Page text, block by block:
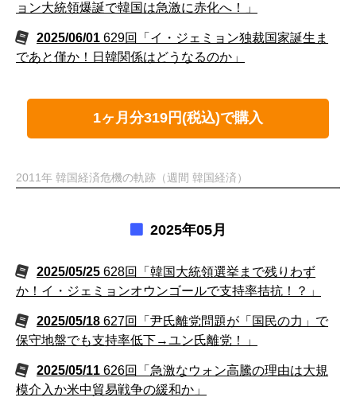
ョン大統領爆誕で韓国は急激に赤化へ！」
2025/06/01 629回「イ・ジェミョン独裁国家誕生ま
であと僅か！日韓関係はどうなるのか」
1ヶ月分319円(税込)で購入
2011年 韓国経済危機の軌跡（週間 韓国経済）
2025年05月
2025/05/25 628回「韓国大統領選挙まで残りわず
か！イ・ジェミョンオウンゴールで支持率拮抗！？」
2025/05/18 627回「尹氏離党問題が「国民の力」で
保守地盤でも支持率低下→ユン氏離党！」
2025/05/11 626回「急激なウォン高騰の理由は大規
模介入か米中貿易戦争の緩和か」